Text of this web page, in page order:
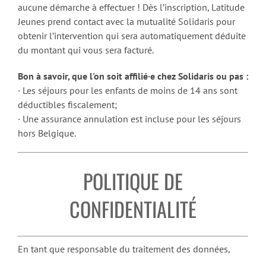
aucune démarche à effectuer ! Dès l’inscription, Latitude
Jeunes prend contact avec la mutualité Solidaris pour
obtenir l’intervention qui sera automatiquement déduite
du montant qui vous sera facturé.
Bon à savoir, que l'on soit affilié·e chez Solidaris ou pas :
· Les séjours pour les enfants de moins de 14 ans sont
déductibles fiscalement;
· Une assurance annulation est incluse pour les séjours
hors Belgique.
POLITIQUE DE
CONFIDENTIALITÉ
En tant que responsable du traitement des données,